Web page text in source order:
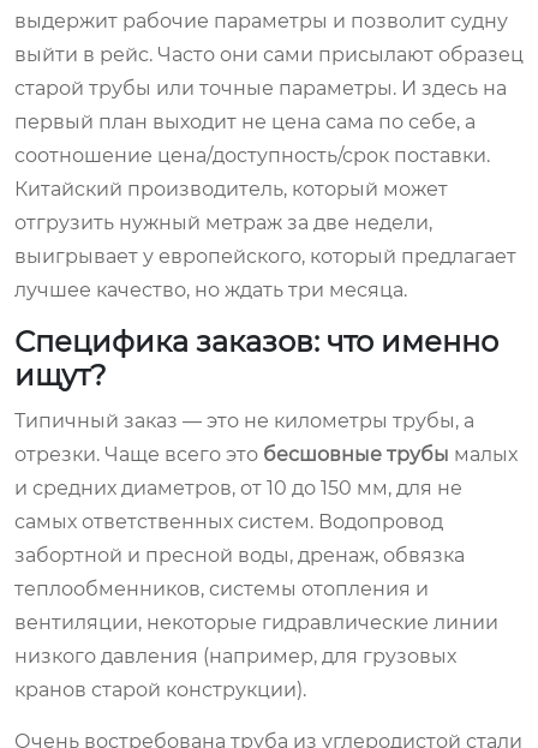
выдержит рабочие параметры и позволит судну
выйти в рейс. Часто они сами присылают образец
старой трубы или точные параметры. И здесь на
первый план выходит не цена сама по себе, а
соотношение цена/доступность/срок поставки.
Китайский производитель, который может
отгрузить нужный метраж за две недели,
выигрывает у европейского, который предлагает
лучшее качество, но ждать три месяца.
Специфика заказов: что именно
ищут?
Типичный заказ — это не километры трубы, а
отрезки. Чаще всего это бесшовные трубы малых
и средних диаметров, от 10 до 150 мм, для не
самых ответственных систем. Водопровод
забортной и пресной воды, дренаж, обвязка
теплообменников, системы отопления и
вентиляции, некоторые гидравлические линии
низкого давления (например, для грузовых
кранов старой конструкции).
Очень востребована труба из углеродистой стали